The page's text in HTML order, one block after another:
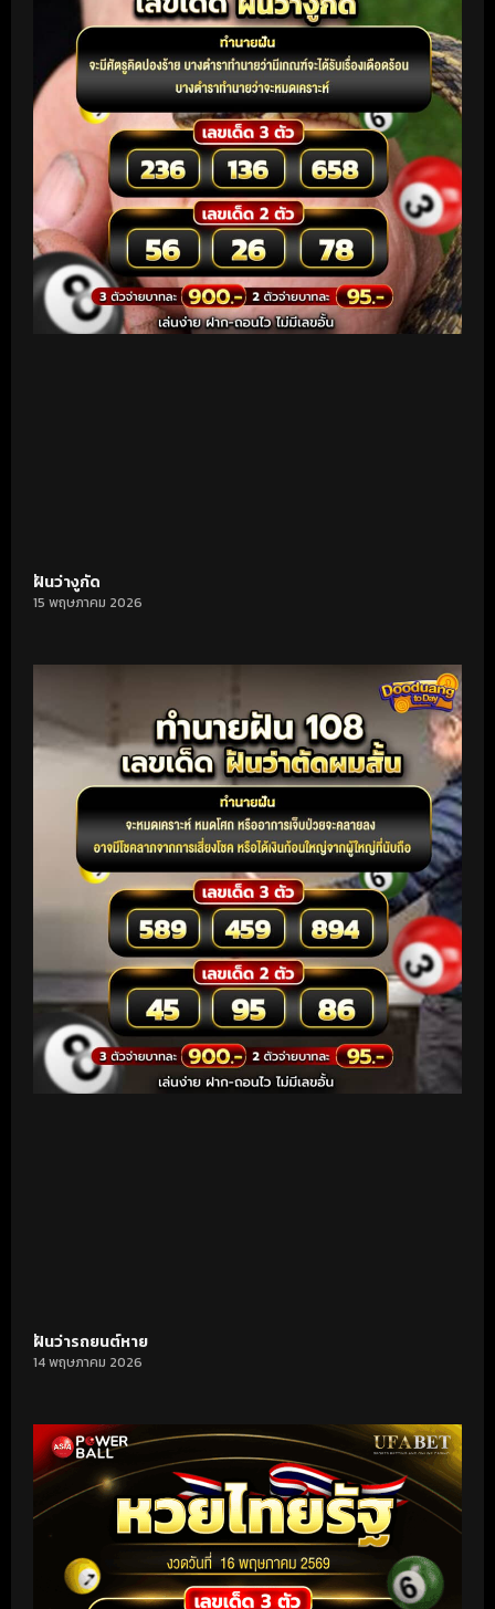
ฝันว่างูกัด
15 พฤษภาคม 2026
ฝันว่ารถยนต์หาย
14 พฤษภาคม 2026